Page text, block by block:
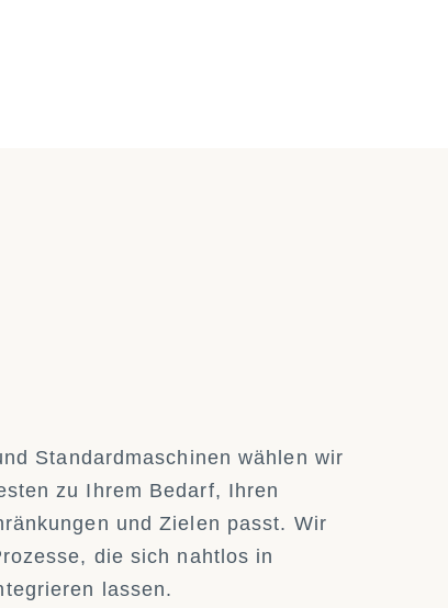
Standardmaschinen wählen wir
zu Ihrem Bedarf, Ihren
und Zielen passt. Wir
die sich nahtlos in
lassen.